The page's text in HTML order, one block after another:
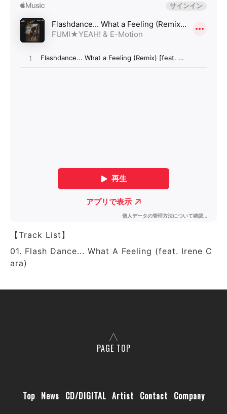
【Track List】
01. Flash Dance... What A Feeling (feat. Irene C
ara)
PAGE TOP
Top News CD/DIGITAL Artist Contact Company